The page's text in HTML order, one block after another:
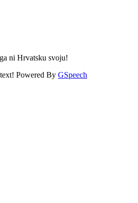
ni Hrvatsku svoju!
Powered By GSpeech